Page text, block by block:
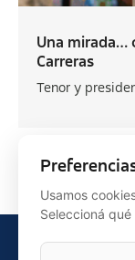
Una mirada…
Carreras
Tenor y
Usamos
Seleccioná